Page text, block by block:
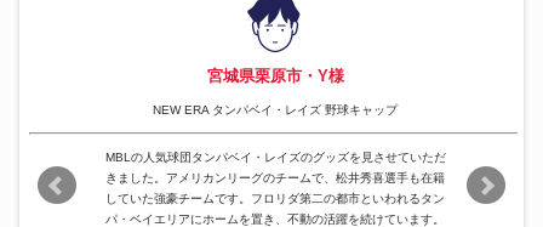
宮城県栗原市・Y様
NEW ERA タンパベイ・レイズ 野球キャップ
MBLの人気球団タンパベイ・レイズのグッズを見させていただ
きました。アメリカンリーグのチームで、松井秀喜選手も在籍
していた強豪チームです。フロリダ第二の都市といわれるタン
パ・ベイエリアにホームを置き、不動の活躍を続けています。